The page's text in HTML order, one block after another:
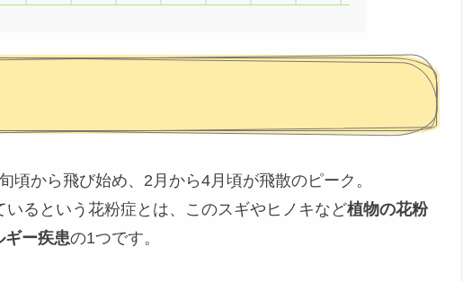
頃から飛び始め、2月から4月頃が飛散のピーク。
るという花粉症とは、このスギやヒノキなど植物の花粉
ギー疾患の1つです。